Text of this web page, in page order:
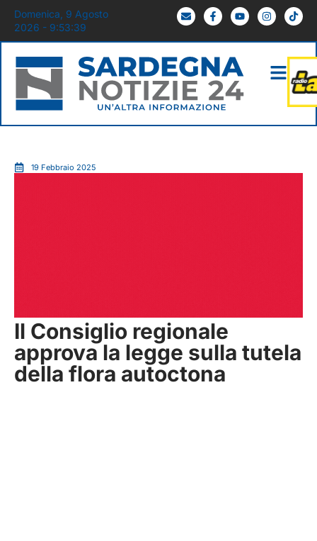
Domenica, 9 Agosto
2026 - 9:53:40
19 Febbraio 2025
Il Consiglio regionale
approva la legge sulla tutela
della flora autoctona